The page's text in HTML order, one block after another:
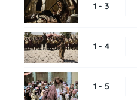
1 - 3
1 - 4
1 - 5